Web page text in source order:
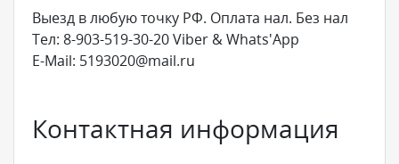
Выезд в любую точку РФ. Оплата нал. Без нал
Тел: 8-903-519-30-20 Viber & Whats'App
E-Mail: 5193020@mail.ru
Контактная информация